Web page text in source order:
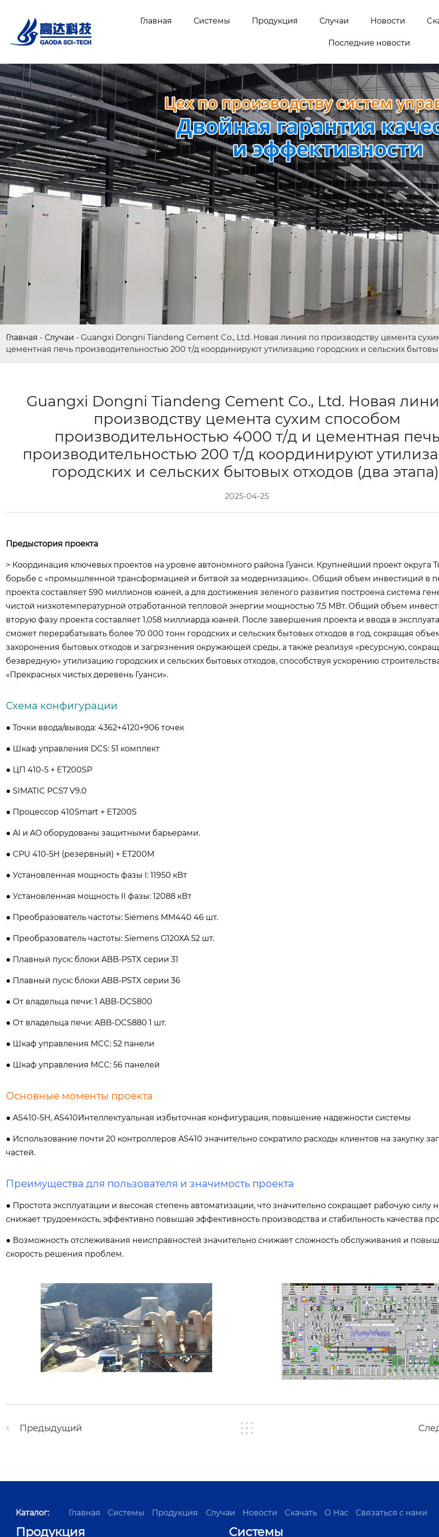
Главная Системы Продукция Случаи Новости
Последние новости
Главная - Случаи - Guangxi Dongni Tiandeng Cement Co., Ltd. Новая линия по производству цемента
цементная печь производительностью 200 т/д координируют утилизацию городских и сельских
Guangxi Dongni Tiandeng Cement Co., Ltd. Новая
производству цемента сухим способом
производительностью 4000 т/д и цементная печь
производительностью 200 т/д координируют
городских и сельских бытовых отходов (два этапа)
2025-04-25
Предыстория проекта
> Координация ключевых проектов на уровне автономного района Гуанси. Крупнейший проект округа
борьбе с «промышленной трансформацией и битвой за модернизацию». Общий объем инвестиций в
проекта составляет 590 миллионов юаней, а для достижения зеленого развития построена система
чистой низкотемпературной отработанной тепловой энергии мощностью 7,5 МВт. Общий объем
вторую фазу проекта составляет 1,058 миллиарда юаней. После завершения проекта и ввода в
сможет перерабатывать более 70 000 тонн городских и сельских бытовых отходов в год, сокращая
захоронения бытовых отходов и загрязнения окружающей среды, а также реализуя «ресурсную,
безвредную» утилизацию городских и сельских бытовых отходов, способствуя ускорению
«Прекрасных чистых деревень Гуанси».
Схема конфигурации
● Точки ввода/вывода: 4362+4120+906 точек
● Шкаф управления DCS: 51 комплект
● ЦП 410-5 + ET200SP
● SIMATIC PCS7 V9.0
● Процессор 410Smart + ET200S
● AI и AO оборудованы защитными барьерами.
● CPU 410-5H (резервный) + ET200M
● Установленная мощность фазы I: 11950 кВт
● Установленная мощность II фазы: 12088 кВт
● Преобразователь частоты: Siemens MM440 46 шт.
● Преобразователь частоты: Siemens G120XA 52 шт.
● Плавный пуск: блоки ABB-PSTX серии 31
● Плавный пуск: блоки ABB-PSTX серии 36
● От владельца печи: 1 ABB-DCS800
● От владельца печи: ABB-DCS880 1 шт.
● Шкаф управления MCC: 52 панели
● Шкаф управления MCC: 56 панелей
Основные моменты проекта
● AS410-5H, AS410Интеллектуальная избыточная конфигурация, повышение надежности системы
● Использование почти 20 контроллеров AS410 значительно сократило расходы клиентов на закупку
частей.
Преимущества для пользователя и значимость проекта
● Простота эксплуатации и высокая степень автоматизации, что значительно сокращает рабочую силу
снижает трудоемкость, эффективно повышая эффективность производства и стабильность качества
● Возможность отслеживания неисправностей значительно снижает сложность обслуживания и
скорость решения проблем.
Предыдущий
Каталог: Главная Системы Продукция Случаи Новости Cкачать О Нас Связаться с нами
Продукция Системы